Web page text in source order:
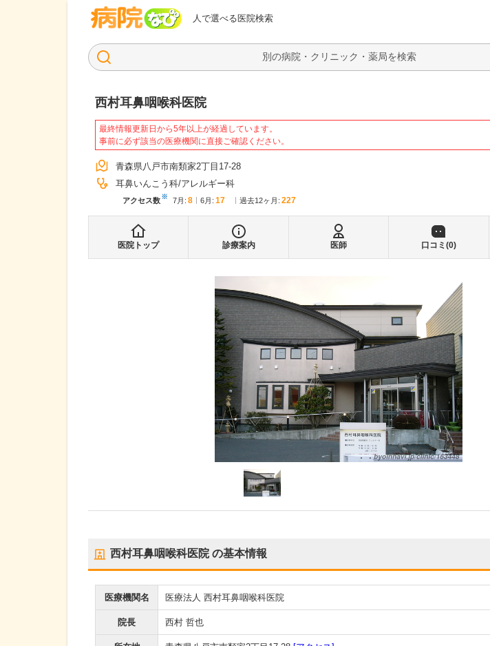
人で選べる医院検索
病院なび
検索
西村耳鼻咽喉科医院
最終情報更新日から5年以上が経過しています。
事前に必ず該当の医療機関に直接ご確認ください。
青森県八戸市南類家2丁目17-28
耳鼻いんこう科 アレルギー科
アクセス数※ 7月 : 8 6月 : 17 過去12ヶ月: 227
医院トップ 診療案内 医師 口コミ(0)
西村耳鼻咽喉科医院の基本情報
医療機関名 医療法人 西村耳鼻咽喉科医院
院長 西村 哲也